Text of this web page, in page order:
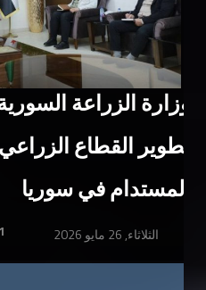
وزارة الزراعة
تطوير القطاع
المستدام في سوريا
1 الثلاثاء, 26 مايو 2026